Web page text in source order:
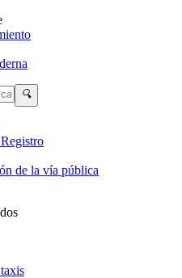
🔍
de la vía pública